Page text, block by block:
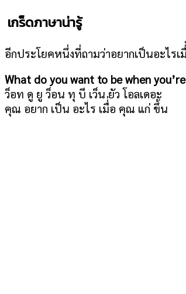
เกร็ดภาษาน่ารู้
อีกประโยคหนึ่งที่ถามว่าอยากเป็นอะไร
What do you want to be when
ว็อท ดู ยู ว็อน ทุ บี เว็น ยัว โอลเดอะ
คุณ อยาก เป็น อะไร เมื่่อ คุณ แก่ ขึ้น